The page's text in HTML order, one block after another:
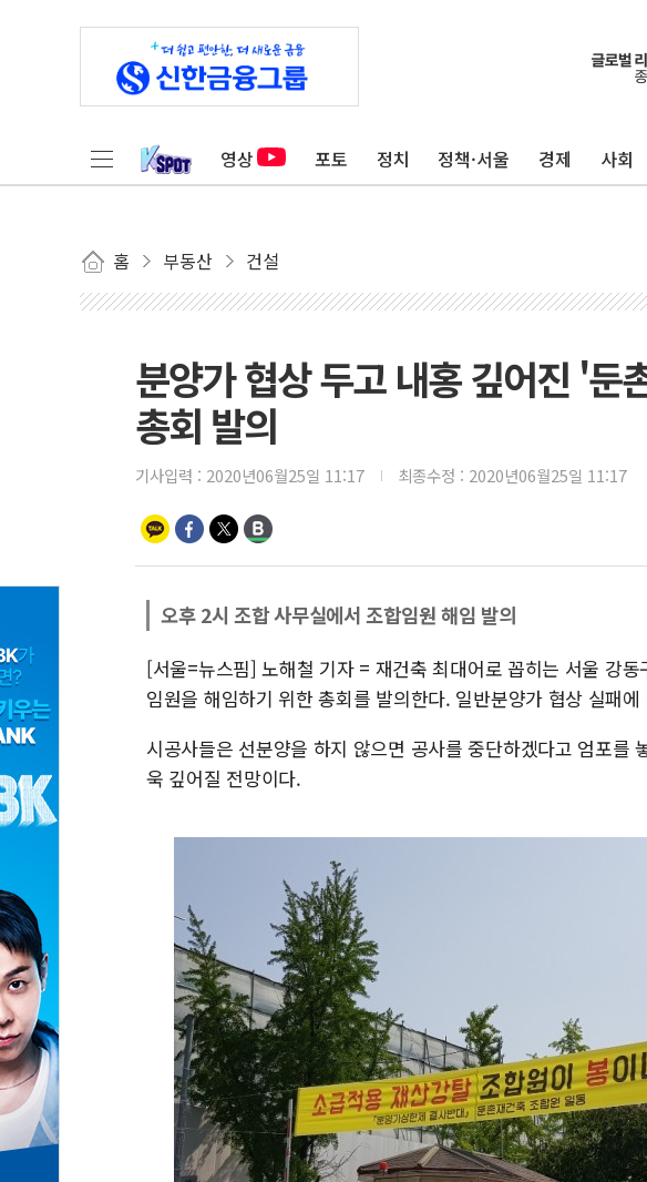
영상 포토 정치 정책·서울 경제 사회
홈 부동산 건설
분양가 협상 두고 내홍 깊어진 '둔
총회 발의
기사입력 : 2020년06월25일 11:17 최종수정 : 2020년06월25일 11:17
오후 2시 조합 사무실에서 조합임원 해임 발의
[서울=뉴스핌] 노해철 기자 = 재건축 최대어로 꼽히는 서울 강
임원을 해임하기 위한 총회를 발의한다. 일반분양가 협상 실패
시공사들은 선분양을 하지 않으면 공사를 중단하겠다고 엄포를
욱 깊어질 전망이다.